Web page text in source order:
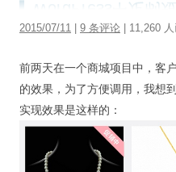
2015/07/11 9 条评论 | 11,260
前两天在一个商城项目中，客
的效果，为了方便调用，我想
实现效果是这样的：